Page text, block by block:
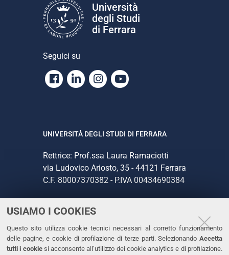
USIAMO I COOKIES
Questo sito utilizza cookie tecnici necessari al corretto funzionamento
delle pagine, e cookie di profilazione di terze parti. Selezionando Accetta
tutti i cookiesi acconsente all’utilizzo dei cookie analytics e di profilazione.
Università
degli Studi
di Ferrara
Seguici su
Facebook
LinkedinInstagram
Youtube
UNIVERSITÀ DEGLI STUDI DI FERRARA
Rettrice: Prof.ssa Laura Ramaciotti
via Ludovico Ariosto, 35 - 44121 Ferrara
C.F. 80007370382 - P.IVA 00434690384
CONTATTI
Tel. +39 0532 293111
Fax. +39 0532 293031